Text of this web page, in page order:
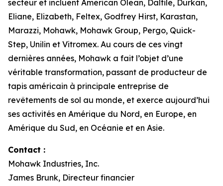
secteur et incluent American Olean, Daltile, Durkan,
Eliane, Elizabeth, Feltex, Godfrey Hirst, Karastan,
Marazzi, Mohawk, Mohawk Group, Pergo, Quick-
Step, Unilin et Vitromex. Au cours de ces vingt
dernières années, Mohawk a fait l’objet d’une
véritable transformation, passant de producteur de
tapis américain à principale entreprise de
revêtements de sol au monde, et exerce aujourd’hui
ses activités en Amérique du Nord, en Europe, en
Amérique du Sud, en Océanie et en Asie.
Contact :
Mohawk Industries, Inc.
James Brunk, Directeur financier